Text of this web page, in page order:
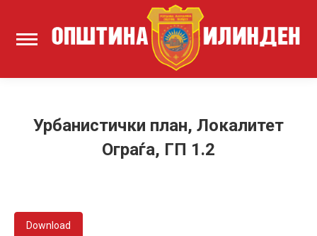
Урбанистички план, Локалитет
Ограѓа, ГП 1.2
Download